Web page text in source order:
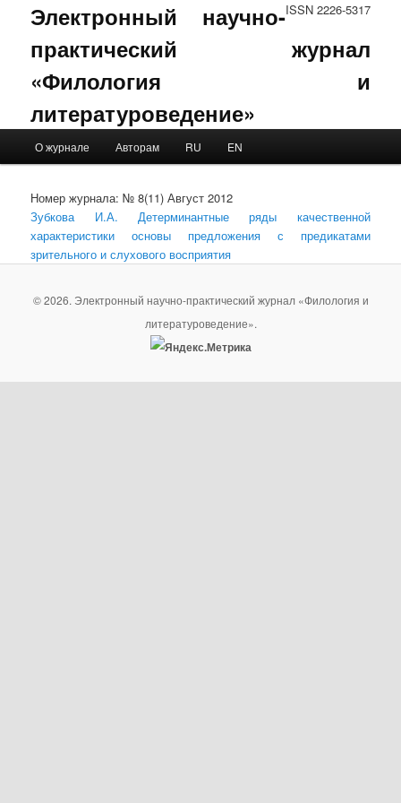
ISSN 2226-5317
Электронный научно-
практический журнал
«Филология и
литературоведение»
Skip to primary content
Skip to secondary content
О журнале Авторам RU EN
Номер журнала: № 8(11) Август 2012
Зубкова И.А. Детерминантные ряды качественной
характеристики основы предложения с предикатами
зрительного и слухового восприятия
© 2026. Электронный научно-практический журнал «Филология и
литературоведение».